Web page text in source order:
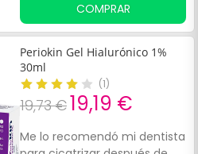
COMPRAR
Periokin Gel Hialurónico 1%
30ml
(1)
19,73 €19,19 €
Me lo recomendó mi dentista